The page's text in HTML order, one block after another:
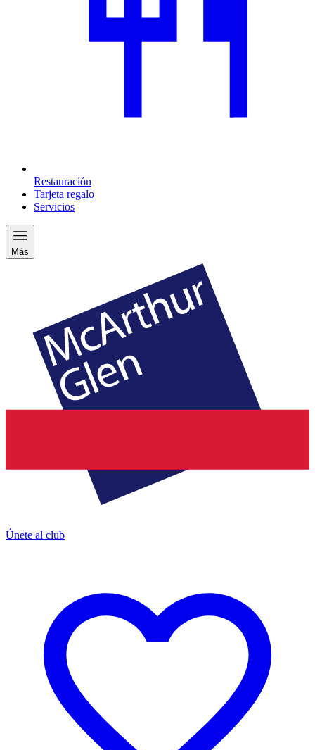
Restauración
Tarjeta regalo
Servicios
Más
Únete al club